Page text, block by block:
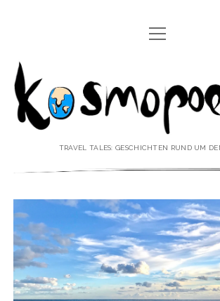
REISEREPORTAGEN
REISEPOESIE
REISEKOLUMNEN
REISEVIDEOS
REISESPECIALS
♥ ÜBER DEN REISEBLOG
Menü
öffnen
Kosmopoetin
TRAVEL TALES: GESCHICHTEN RUND UM